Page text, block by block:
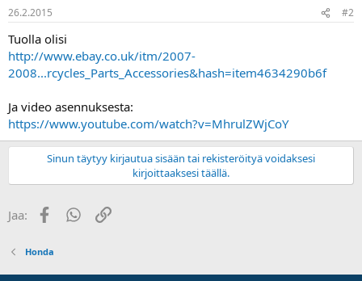
26.2.2015 #2
Tuolla olisi
http://www.ebay.co.uk/itm/2007-
2008...rcycles_Parts_Accessories&hash=item4634290b6f
Ja video asennuksesta:
https://www.youtube.com/watch?v=MhrulZWjCoY
Sinun täytyy kirjautua sisään tai rekisteröityä voidaksesi
kirjoittaaksesi täällä.
Jaa: FacebookWhatsApp
Linkki
Honda